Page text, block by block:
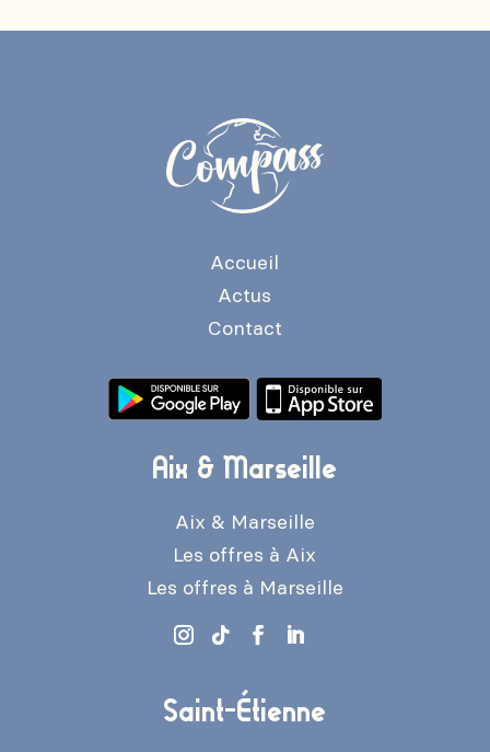
Accueil
Actus
Contact
Aix & Marseille
Aix & Marseille
Les offres à Aix
Les offres à Marseille
Saint-Étienne